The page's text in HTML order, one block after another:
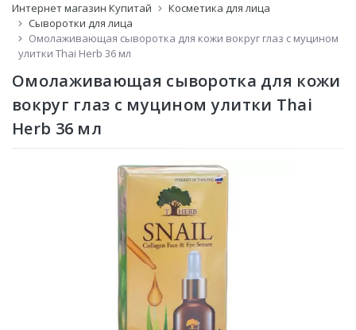
Интернет магазин Купитай
Косметика для лица
Сыворотки для лица
Омолаживающая сыворотка для кожи вокруг глаз с муцином
улитки Thai Herb 36 мл
Омолаживающая сыворотка для кожи
вокруг глаз с муцином улитки Thai
Herb 36 мл